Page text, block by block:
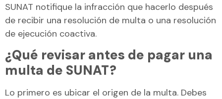
SUNAT notifique la infracción que hacerlo después
de recibir una resolución de multa o una resolución
de ejecución coactiva.
¿Qué revisar antes de pagar una
multa de SUNAT?
Lo primero es ubicar el origen de la multa. Debes